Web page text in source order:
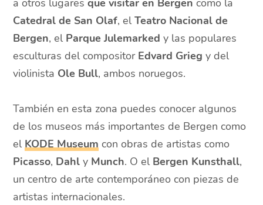
a otros lugaresque visitar en Bergen como la
Catedral de San Olaf, elTeatro Nacional de
Bergen, el Parque Julemarked y las populares
esculturas del compositor Edvard Grieg y del
violinista Ole Bull, ambos noruegos.
También en esta zona puedes conocer algunos
de los museos más importantes de Bergen como
elKODE Museum con obras de artistas como
Picasso, Dahl y Munch. O el Bergen Kunsthall,
un centro de arte contemporáneo con piezas de
artistas internacionales.